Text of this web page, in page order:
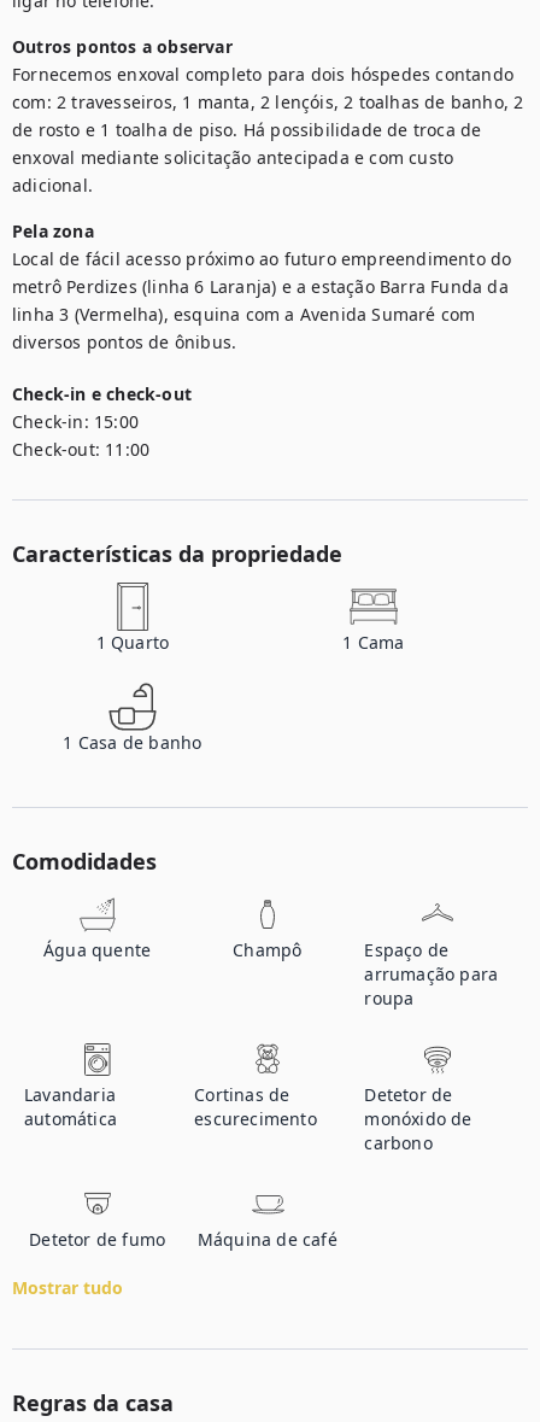
Outros pontos a observar
Fornecemos enxoval completo para dois hóspedes contando
com: 2 travesseiros, 1 manta, 2 lençóis, 2 toalhas de banho, 2
de rosto e 1 toalha de piso. Há possibilidade de troca de
enxoval mediante solicitação antecipada e com custo
adicional.
Pela zona
Local de fácil acesso próximo ao futuro empreendimento do
metrô Perdizes (linha 6 Laranja) e a estação Barra Funda da
linha 3 (Vermelha), esquina com a Avenida Sumaré com
diversos pontos de ônibus.
Check-in e check-out
Check-in: 15:00
Check-out: 11:00
Características da propriedade
1 Quarto 1 Cama
1 Casa de banho
Comodidades
Água quente Champô
Espaço de
arrumação para
roupa
Lavandaria
automática
Cortinas de
escurecimento
Detetor de
monóxido de
carbono
Detetor de fumo Máquina de café
Mostrar tudo
Regras da casa